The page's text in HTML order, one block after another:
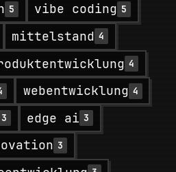
5 vibe coding 5
mittelstand 4
4
webentwicklung 4
3 edge ai 3
3